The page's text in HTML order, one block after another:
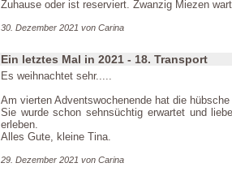
Zuhause oder ist reserviert. Zwanzig Miezen
30. Dezember 2021 von Carina
Ein letztes Mal in 2021 - 18. Transport
Es weihnachtet sehr.....
Am vierten Adventswochenende hat die hübsche
Sie wurde schon sehnsüchtig erwartet und
erleben.
Alles Gute, kleine Tina.
29. Dezember 2021 von Carina